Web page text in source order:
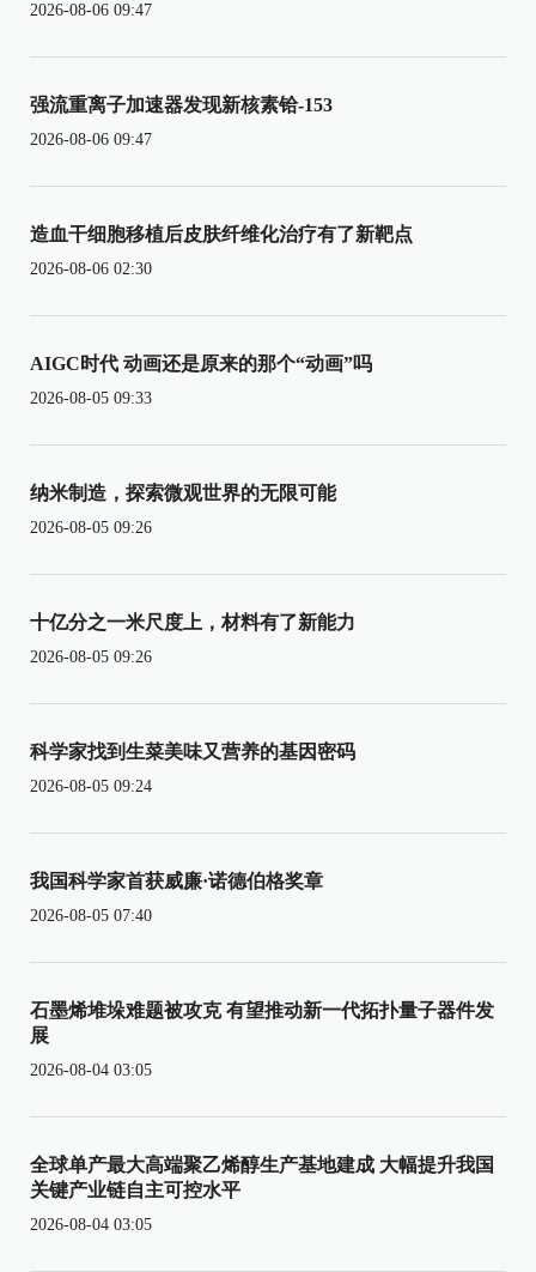
2026-08-06 09:47
强流重离子加速器发现新核素铪-153
2026-08-06 09:47
造血干细胞移植后皮肤纤维化治疗有了新靶点
2026-08-06 02:30
AIGC时代 动画还是原来的那个“动画”吗
2026-08-05 09:33
纳米制造，探索微观世界的无限可能
2026-08-05 09:26
十亿分之一米尺度上，材料有了新能力
2026-08-05 09:26
科学家找到生菜美味又营养的基因密码
2026-08-05 09:24
我国科学家首获威廉·诺德伯格奖章
2026-08-05 07:40
石墨烯堆垛难题被攻克 有望推动新一代拓扑量子器件发
展
2026-08-04 03:05
全球单产最大高端聚乙烯醇生产基地建成 大幅提升我国
关键产业链自主可控水平
2026-08-04 03:05